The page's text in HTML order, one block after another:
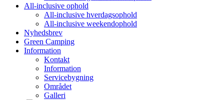
All-inclusive ophold
All-inclusive hverdagsophold
All-inclusive weekendophold
Nyhedsbrev
Green Camping
Information
Kontakt
Information
Servicebygning
Området
Galleri